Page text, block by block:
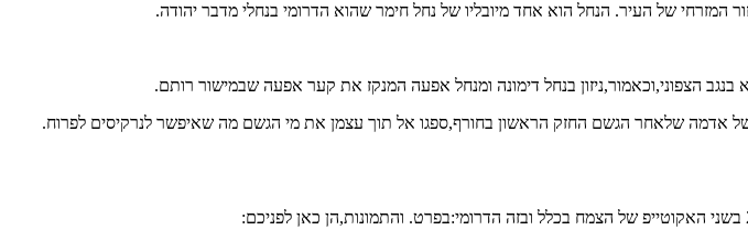
של העיר. הנחל הוא אחד מיובליו של נחל חימר שהוא הדרומי בנחלי מדבר יהודה.
של אדמה שלאחר הגשם החזק הראשון בחורף,ספגו אל תוך עצמן את מי הגשם מה שאיפשר לנרקיסים לפרוח.